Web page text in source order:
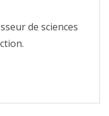
de sciences